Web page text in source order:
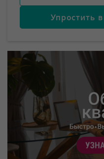
Упростить